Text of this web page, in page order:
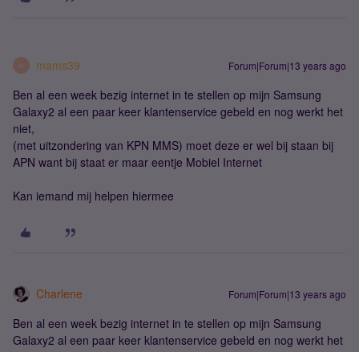
M mams39 Forum|Forum|13 years ago
Ben al een week bezig internet in te stellen op mijn Samsung
Galaxy2 al een paar keer klantenservice gebeld en nog werkt het
niet,
(met uitzondering van KPN MMS) moet deze er wel bij staan bij
APN want bij staat er maar eentje Mobiel Internet
Kan iemand mij helpen hiermee
Charlene Forum|Forum|13 years ago
Ben al een week bezig internet in te stellen op mijn Samsung
Galaxy2 al een paar keer klantenservice gebeld en nog werkt het